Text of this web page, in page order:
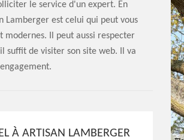
le service d'un expert. En
Lamberger est celui qui peut vous
Il peut aussi respecter
suffit de visiter son site web. Il va
À ARTISAN LAMBERGER